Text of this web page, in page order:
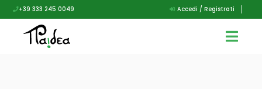
+39 333 245 0049 Accedi / Registrati